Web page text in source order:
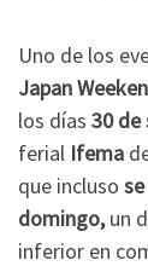
Uno de los
Japan
los días 30 de
ferial Ifema
que incluso
domingo,un
inferior en